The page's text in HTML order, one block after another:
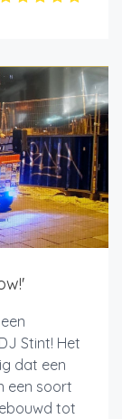
Stint! Het
dat een
een soort
tot